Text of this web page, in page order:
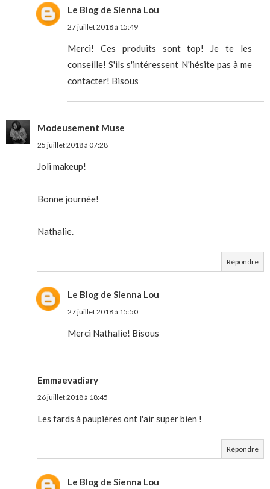
Le Blog de Sienna Lou
27 juillet 2018 à 15:49
Merci! Ces produits sont top! Je te les
conseille! S'ils s'intéressent N'hésite pas à me
contacter! Bisous
Modeusement Muse
25 juillet 2018 à 07:28
Joli makeup!
Bonne journée!
Nathalie.
Répondre
Le Blog de Sienna Lou
27 juillet 2018 à 15:50
Merci Nathalie! Bisous
Emmaevadiary
26 juillet 2018 à 18:45
Les fards à paupières ont l'air super bien !
Répondre
Le Blog de Sienna Lou